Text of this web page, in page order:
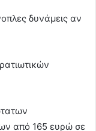
δυνάμεις αν
από 165 ευρώ σε